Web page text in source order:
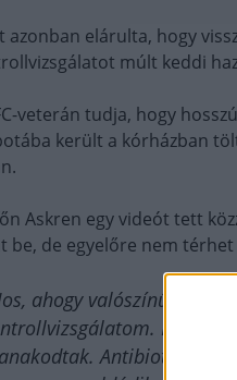
azonban elárulta, hogy
múlt keddi
veterán tudja, hogy
került a kórházban
Askren egy videót tett
be, de egyelőre nem
ahogy valószínűleg
Nem
Antibiotikumot